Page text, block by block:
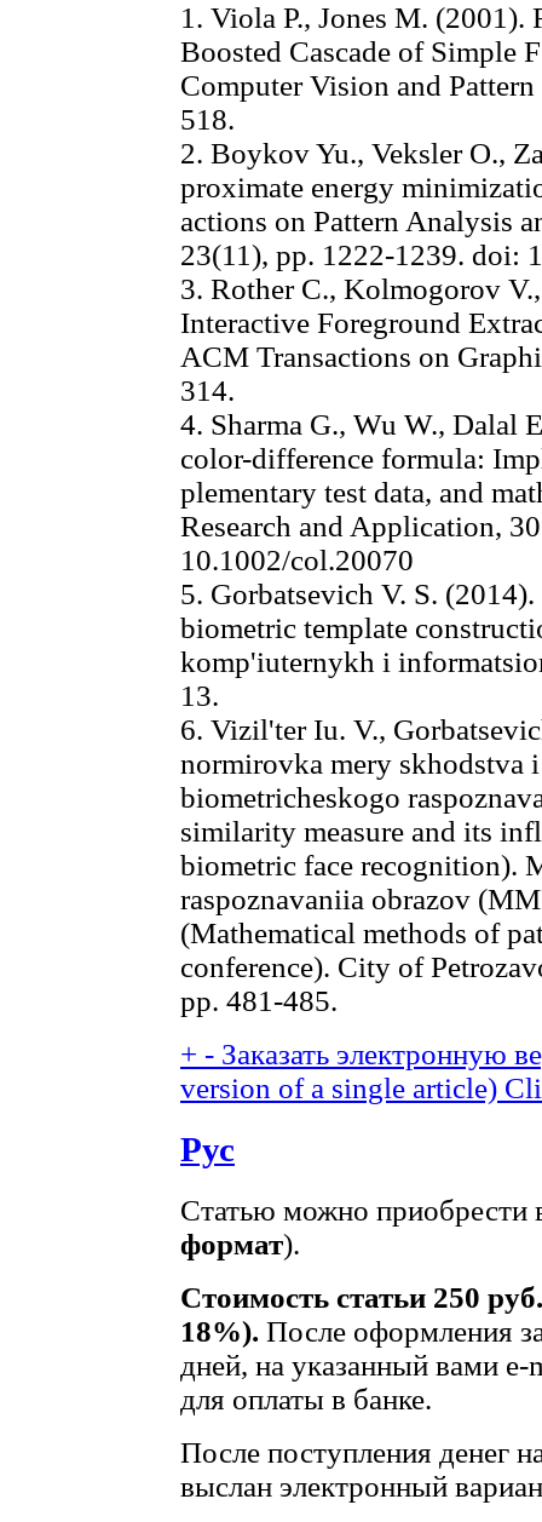
1. Viola P., Jones M.
Boosted Cascade of Simple
Computer Vision and
518.
2. Boykov Yu., Veksler O.,
proximate energy
actions on Pattern Analysis
23(11), pp. 1222-1239. doi:
3. Rother C., Kolmogorov
Interactive Foreground
ACM Transactions on
314.
4. Sharma G., Wu W., Dalal
color-difference formula:
plementary test data, and
Research and Application,
10.1002/col.20070
5. Gorbatsevich V. S.
biometric template
komp'iuternykh i
13.
6. Vizil'ter Iu. V.,
normirovka mery skhodstva
biometricheskogo
similarity measure and its
biometric face recognition).
raspoznavaniia obrazov
(Mathematical methods of
conference). City of
pp. 481-485.
+ - Заказать электронную
version of a single article)
Рус
Статью можно приобрести
формат).
Стоимость статьи 250
18%). После оформления
дней, на указанный вами e-
для оплаты в банке.
После поступления денег
выслан электронный